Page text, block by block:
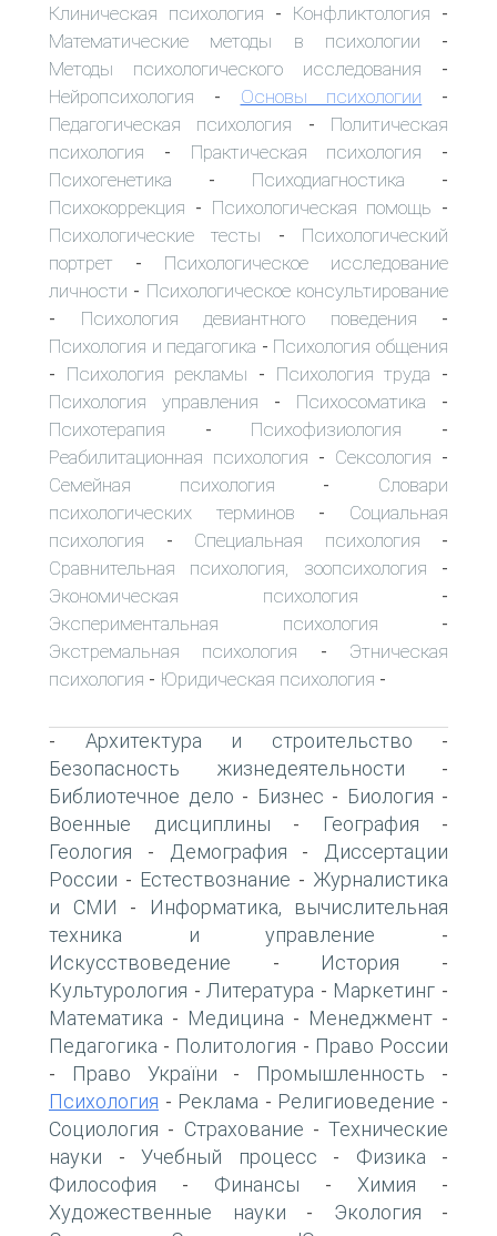
Клиническая психология - Конфликтология -
Математические методы в психологии -
Методы психологического исследования -
Нейропсихология - Основы психологии -
Педагогическая психология - Политическая
психология - Практическая психология -
Психогенетика - Психодиагностика -
Психокоррекция - Психологическая помощь -
Психологические тесты - Психологический
портрет - Психологическое исследование
личности - Психологическое консультирование
- Психология девиантного поведения -
Психология и педагогика - Психология общения
- Психология рекламы - Психология труда -
Психология управления - Психосоматика -
Психотерапия - Психофизиология -
Реабилитационная психология - Сексология -
Семейная психология - Словари
психологических терминов - Социальная
психология - Специальная психология -
Сравнительная психология, зоопсихология -
Экономическая психология -
Экспериментальная психология -
Экстремальная психология - Этническая
психология - Юридическая психология -
- Архитектура и строительство -
Безопасность жизнедеятельности -
Библиотечное дело - Бизнес - Биология -
Военные дисциплины - География -
Геология - Демография -
Диссертации
России - Естествознание - Журналистика
и СМИ -
Информатика, вычислительная
техника и управление -
Искусствоведение - История -
Культурология - Литература - Маркетинг -
Математика - Медицина - Менеджмент -
Педагогика - Политология - Право России
- Право України - Промышленность -
Психология - Реклама - Религиоведение -
Социология - Страхование - Технические
науки - Учебный процесс - Физика -
Философия - Финансы - Химия -
Художественные науки - Экология -